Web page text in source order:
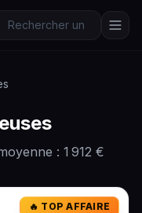
: 1 912 €
🔥 TOP AFFAIRE